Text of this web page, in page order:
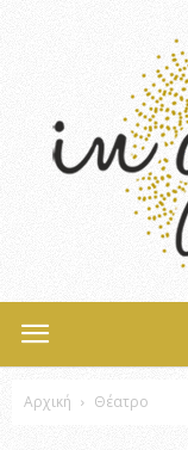
Αρχική Θέατρο